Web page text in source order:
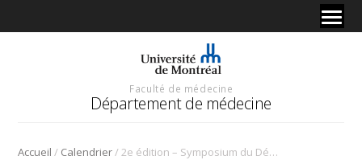
Faculté de médecine
Département de médecine
Accueil / Calendrier/ 2e édition – Symposium du Département de médecine du CHUM